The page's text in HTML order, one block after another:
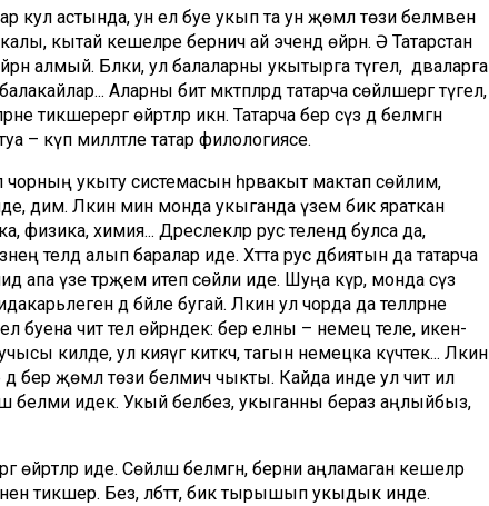
кул астында, ун ел буе укып та ун җөмлә төзи белмәвен
кытай кешеләре берничә ай эчендә өйрәнә. Ә Татарстан
алмый. Бәлки, ул балаларны укытырга түгел, ә дәваларга
Аларны бит мәктәпләрдә татарча сөйләшергә түгел,
тикшерергә өйрәтәләр икән. Татарча бер сүз дә белмәгән
– күп милләтле татар филологиясе.
укыту системасын һәр­вакыт мактап сөйлим,
дим. Ләкин мин монда укыганда үзем бик яраткан
физика, химия... Дәреслекләр рус телендә булса да,
телдә алып баралар иде. Хәтта рус әдәбиятын да татарча
апа үзе тәрҗемә итеп сөйли иде. Шуңа күрә, монда сүз
дә бәйле бугай. Ләкин ул чорда да телләрне
буена чит тел өйрәндек: бер елны – немец теле, икен­
килде, ул кияүгә киткәч, тагын немецка күчтек... Ләкин
дә бер җөмлә төзи белмичә чыкты. Кайда инде ул чит ил
белми идек. Укый беләбез, укыганны бераз аңлыйбыз, ә
иде. Сөйләшә бел­мәгән, берни аңламаган кешеләр
тикшерә. Без, әлбәттә, бик тырышып укыдык инде.